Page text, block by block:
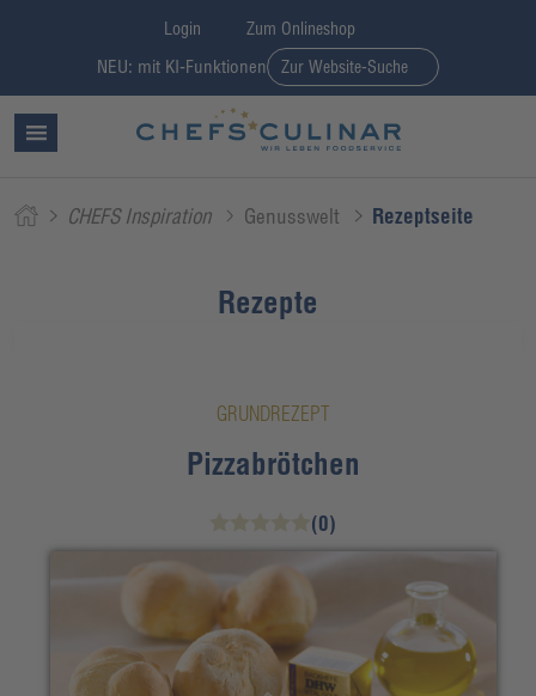
Login Zum Onlineshop
NEU: mit KI-Funktionen Zur Website-Suche
CHEFS Inspiration Genusswelt Rezeptseite
Rezepte
GRUNDREZEPT
Pizzabrötchen
(0)